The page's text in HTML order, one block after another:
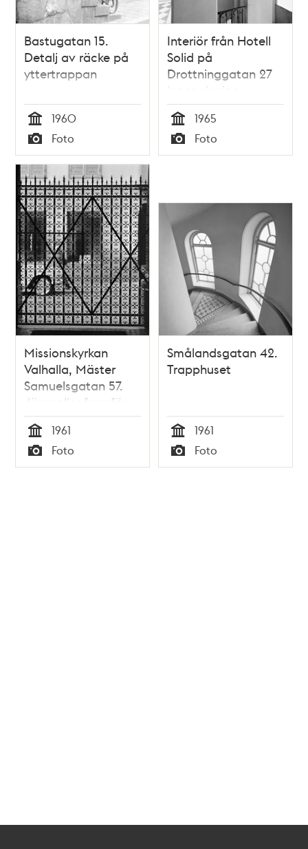
Bastugatan 15.
Detalj av räcke på
yttertrappan
Tid
1960
Typ
Foto
Interiör från Hotell
Solid på
Drottninggatan 27
innan rivning.
Förstuga och
järnsmidesräcken
från 1700-talet i
trapphuset
Tid
1965
Typ
Foto
Missionskyrkan
Valhalla, Mäster
Samuelsgatan 57.
Järngaller framför
entrén
Tid
1961
Typ
Foto
Smålandsgatan 42.
Trapphuset
Tid
1961
Typ
Foto